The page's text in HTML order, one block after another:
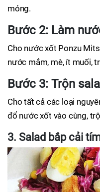
mỏng.
Bước 2: Làm
Cho nước xốt Ponzu
nước mắm, mè, ít muối,
Bước 3: Trộn
Cho tất cả các loại
đổ nước xốt vào cùng,
3. Salad bắp cải